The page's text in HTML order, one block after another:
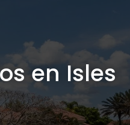
en Isles